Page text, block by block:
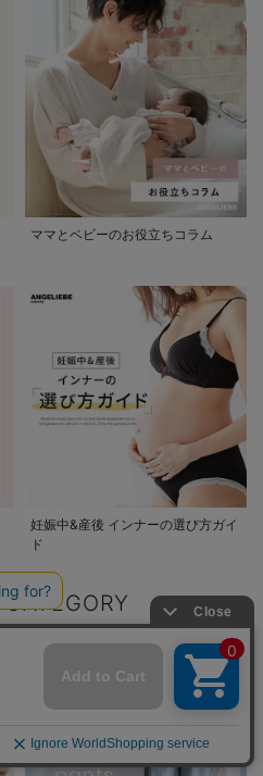
ママとベビーのお役立ちコラム
妊娠中&産後 インナーの選び方ガイ
ド
/マタニティ服/授乳服/
用品カテゴリ